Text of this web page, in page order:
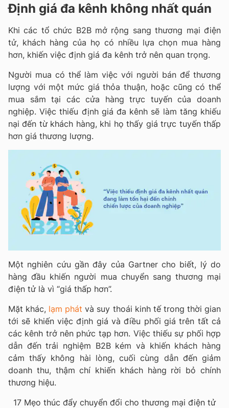
Định giá đa kênh không nhất quán
Khi các tổ chức B2B mở rộng sang thương mại điện
tử, khách hàng của họ có nhiều lựa chọn mua hàng
hơn, khiến việc định giá đa kênh trở nên quan trọng.
Người mua có thể làm việc với người bán để thương
lượng với một mức giá thỏa thuận, hoặc cũng có thể
mua sắm tại các cửa hàng trực tuyến của doanh
nghiệp. Việc thiếu định giá đa kênh sẽ làm tăng khiếu
nại đến từ khách hàng, khi họ thấy giá trực tuyến thấp
hơn giá thương lượng.
Một nghiên cứu gần đây của Gartner cho biết, lý do
hàng đầu khiến người mua chuyển sang thương mại
điện tử là vì “giá thấp hơn”.
Mặt khác, lạm phát và suy thoái kinh tế trong thời gian
tới sẽ khiến việc định giá và điều phối giá trên tất cả
các kênh trở nên phức tạp hơn. Việc thiếu sự phối hợp
dẫn đến trải nghiệm B2B kém và khiến khách hàng
cảm thấy không hài lòng, cuối cùng dẫn đến giảm
doanh thu, thậm chí khiến khách hàng rời bỏ chính
thương hiệu.
17 Mẹo thúc đẩy chuyển đổi cho thương mại điện tử